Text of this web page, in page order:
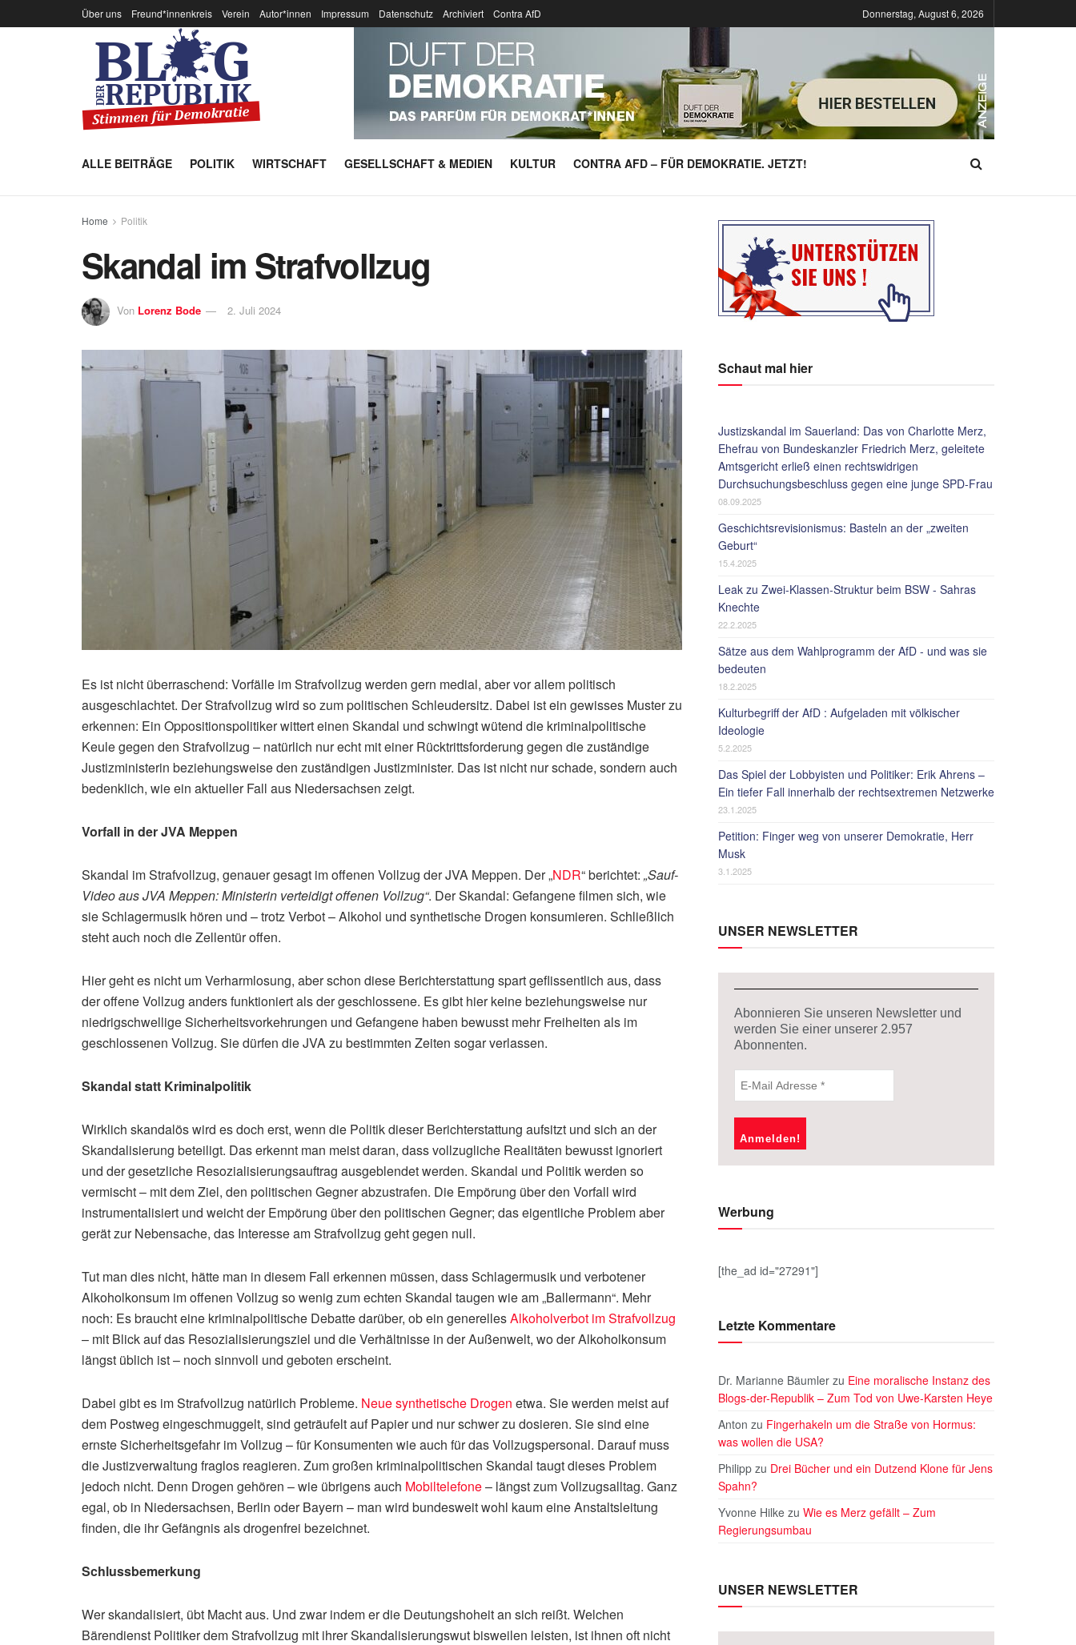
Über uns Freund*innenkreis Verein Autor*innen Impressum Datenschutz Archiviert Contra AfD Donnerstag, August 6, 2026
ALLE BEITRÄGE POLITIK WIRTSCHAFT GESELLSCHAFT & MEDIEN KULTUR CONTRA AFD – FÜR DEMOKRATIE. JETZT!
Home Politik
Skandal im Strafvollzug
Von Lorenz Bode 2. Juli 2024
Es ist nicht überraschend: Vorfälle im Strafvollzug werden gern medial, aber vor allem politisch
ausgeschlachtet. Der Strafvollzug wird so zum politischen Schleudersitz. Dabei ist ein gewisses Muster zu
erkennen: Ein Oppositionspolitiker wittert einen Skandal und schwingt wütend die kriminalpolitische
Keule gegen den Strafvollzug – natürlich nur echt mit einer Rücktrittsforderung gegen die zuständige
Justizministerin beziehungsweise den zuständigen Justizminister. Das ist nicht nur schade, sondern auch
bedenklich, wie ein aktueller Fall aus Niedersachsen zeigt.
Vorfall in der JVA Meppen
Skandal im Strafvollzug, genauer gesagt im offenen Vollzug der JVA Meppen. Der „NDR“ berichtet: „Sauf-
Video aus JVA Meppen: Ministerin verteidigt offenen Vollzug“. Der Skandal: Gefangene filmen sich, wie
sie Schlagermusik hören und – trotz Verbot – Alkohol und synthetische Drogen konsumieren. Schließlich
steht auch noch die Zellentür offen.
Hier geht es nicht um Verharmlosung, aber schon diese Berichterstattung spart geflissentlich aus, dass
der offene Vollzug anders funktioniert als der geschlossene. Es gibt hier keine beziehungsweise nur
niedrigschwellige Sicherheitsvorkehrungen und Gefangene haben bewusst mehr Freiheiten als im
geschlossenen Vollzug. Sie dürfen die JVA zu bestimmten Zeiten sogar verlassen.
Skandal statt Kriminalpolitik
Wirklich skandalös wird es doch erst, wenn die Politik dieser Berichterstattung aufsitzt und sich an der
Skandalisierung beteiligt. Das erkennt man meist daran, dass vollzugliche Realitäten bewusst ignoriert
und der gesetzliche Resozialisierungsauftrag ausgeblendet werden. Skandal und Politik werden so
vermischt – mit dem Ziel, den politischen Gegner abzustrafen. Die Empörung über den Vorfall wird
instrumentalisiert und weicht der Empörung über den politischen Gegner; das eigentliche Problem aber
gerät zur Nebensache, das Interesse am Strafvollzug geht gegen null.
Tut man dies nicht, hätte man in diesem Fall erkennen müssen, dass Schlagermusik und verbotener
Alkoholkonsum im offenen Vollzug so wenig zum echten Skandal taugen wie am „Ballermann“. Mehr
noch: Es braucht eine kriminalpolitische Debatte darüber, ob ein generellesAlkoholverbot im Strafvollzug
– mit Blick auf das Resozialisierungsziel und die Verhältnisse in der Außenwelt, wo der Alkoholkonsum
längst üblich ist – noch sinnvoll und geboten erscheint.
Dabei gibt es im Strafvollzug natürlich Probleme. Neue synthetische Drogen etwa. Sie werden meist auf
dem Postweg eingeschmuggelt, sind geträufelt auf Papier und nur schwer zu dosieren. Sie sind eine
ernste Sicherheitsgefahr im Vollzug – für Konsumenten wie auch für das Vollzugspersonal. Darauf muss
die Justizverwaltung fraglos reagieren. Zum großen kriminalpolitischen Skandal taugt dieses Problem
jedoch nicht. Denn Drogen gehören – wie übrigens auch Mobiltelefone– längst zum Vollzugsalltag. Ganz
egal, ob in Niedersachsen, Berlin oder Bayern – man wird bundesweit wohl kaum eine Anstaltsleitung
finden, die ihr Gefängnis als drogenfrei bezeichnet.
Schlussbemerkung
Wer skandalisiert, übt Macht aus. Und zwar indem er die Deutungshoheit an sich reißt. Welchen
Bärendienst Politiker dem Strafvollzug mit ihrer Skandalisierungswut bisweilen leisten, ist ihnen oft nicht
Schaut mal hier
Justizskandal im Sauerland: Das von Charlotte Merz,
Ehefrau von Bundeskanzler Friedrich Merz, geleitete
Amtsgericht erließ einen rechtswidrigen
Durchsuchungsbeschluss gegen eine junge SPD-Frau
08.09.2025
Geschichtsrevisionismus: Basteln an der „zweiten
Geburt“
15.4.2025
Leak zu Zwei-Klassen-Struktur beim BSW - Sahras
Knechte
22.2.2025
Sätze aus dem Wahlprogramm der AfD - und was sie
bedeuten
18.2.2025
Kulturbegriff der AfD : Aufgeladen mit völkischer
Ideologie
5.2.2025
Das Spiel der Lobbyisten und Politiker: Erik Ahrens –
Ein tiefer Fall innerhalb der rechtsextremen Netzwerke
23.1.2025
Petition: Finger weg von unserer Demokratie, Herr
Musk
3.1.2025
UNSER NEWSLETTER
Abonnieren Sie unseren Newsletter und
werden Sie einer unserer 2.957
Abonnenten.
Werbung
[the_ad id="27291"]
Letzte Kommentare
Dr. Marianne Bäumler zu Eine moralische Instanz des
Blogs-der-Republik – Zum Tod von Uwe-Karsten Heye
Anton zu Fingerhakeln um die Straße von Hormus:
was wollen die USA?
Philipp zu Drei Bücher und ein Dutzend Klone für Jens
Spahn?
Yvonne Hilke zu Wie es Merz gefällt – Zum
Regierungsumbau
UNSER NEWSLETTER